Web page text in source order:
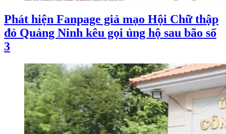
Phát hiện Fanpage giả mạo Hội Chữ thập
đỏ Quảng Ninh kêu gọi ủng hộ sau bão số
3